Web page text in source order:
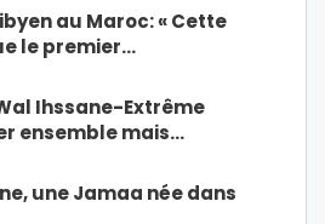
au Maroc: « Cette
le premier…
Ihssane-Extrême
ensemble mais…
une Jamaa née dans